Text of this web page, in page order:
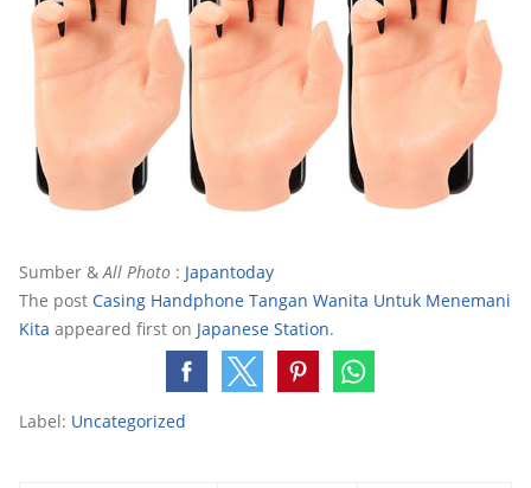
Sumber &All Photo : Japantoday
The post Casing Handphone Tangan Wanita Untuk Menemani
Kita appeared first on Japanese Station.
Label: Uncategorized